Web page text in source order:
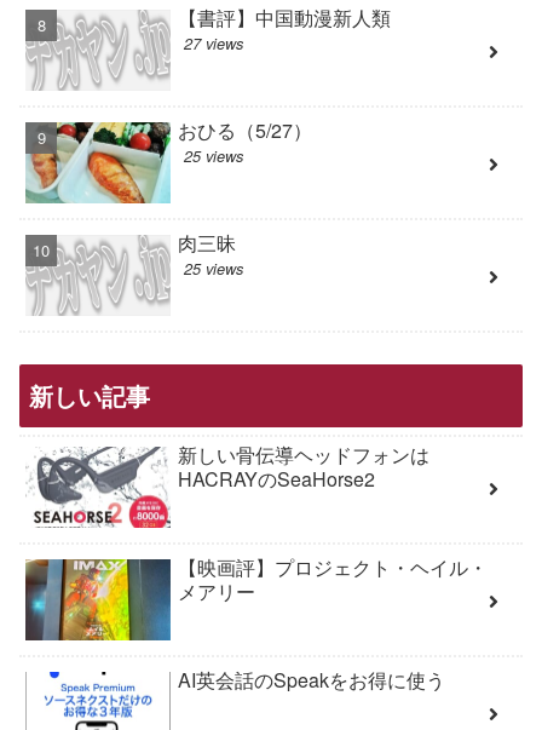
【書評】中国動漫新人類
27 views
おひる（5/27）
25 views
肉三昧
25 views
新しい記事
新しい骨伝導ヘッドフォンは
HACRAYのSeaHorse2
【映画評】プロジェクト・ヘイル・
メアリー
AI英会話のSpeakをお得に使う